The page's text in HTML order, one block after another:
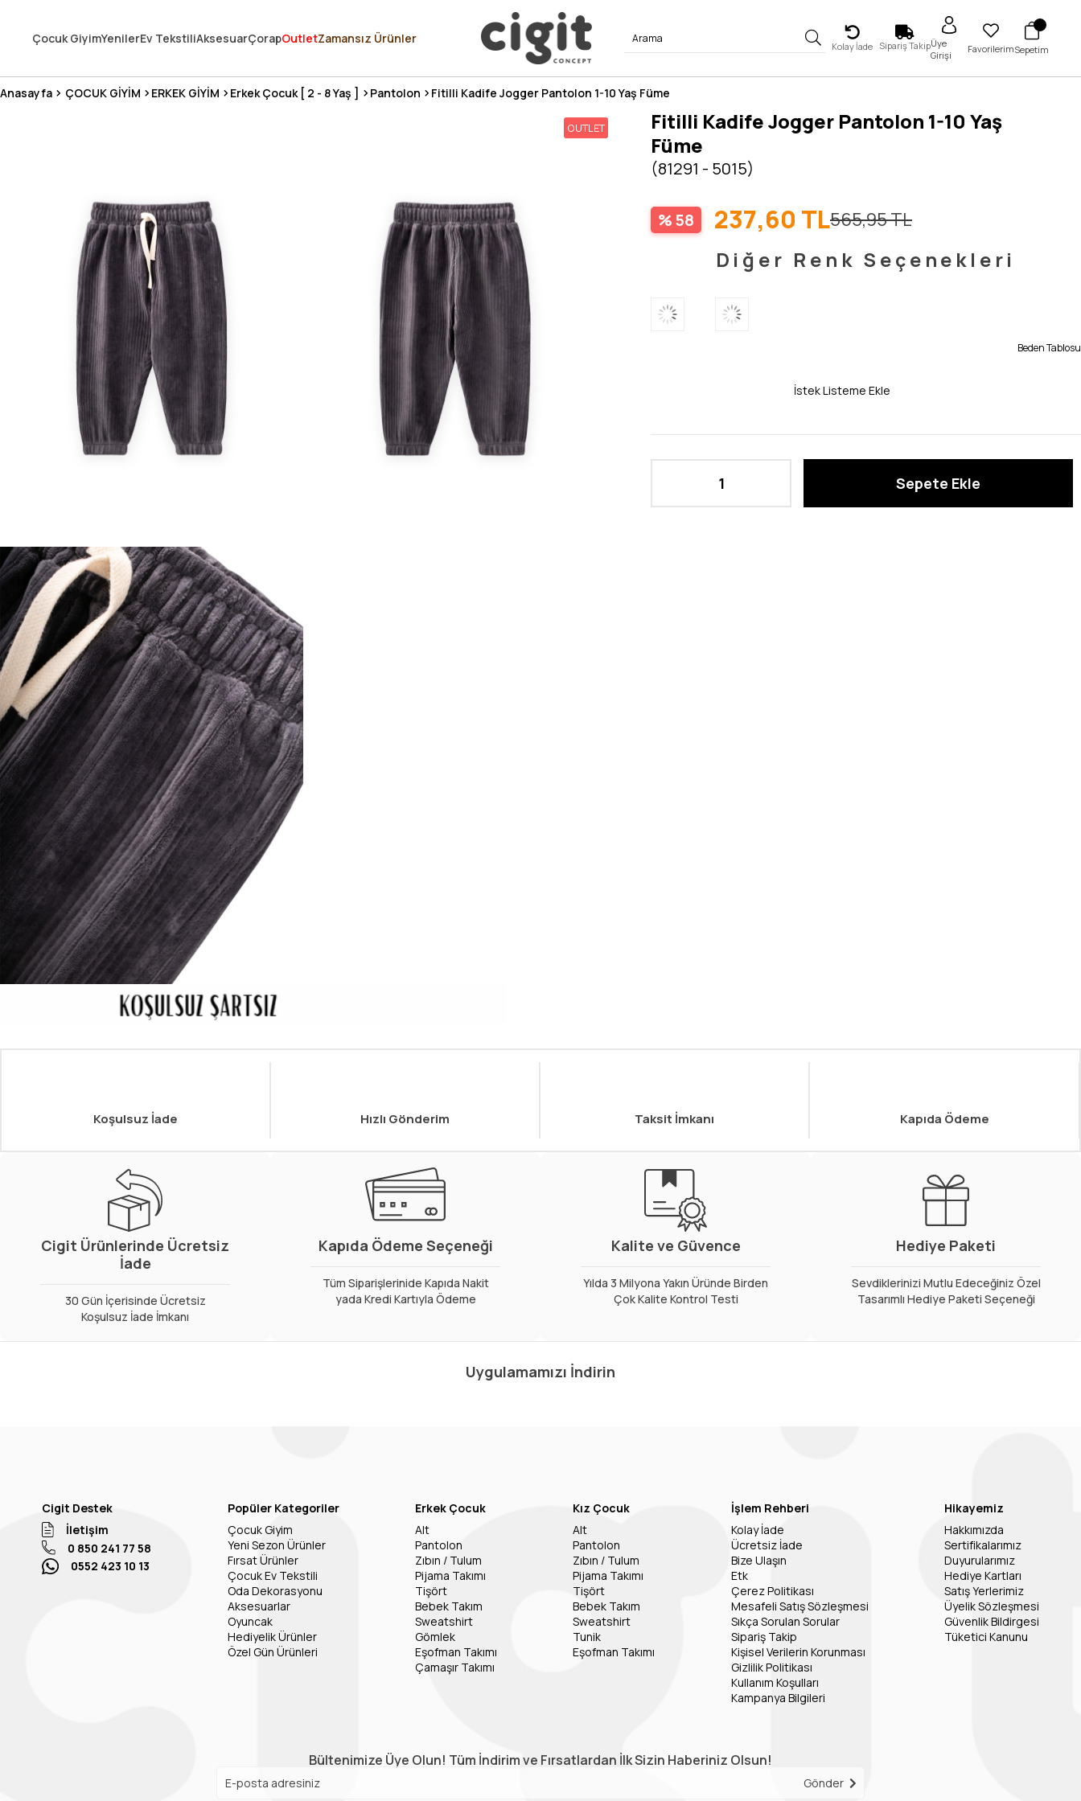
3 MİLYONDAN FAZLA MUTLU MÜŞTERİ ❤️ 10 MİLYON ÜRÜN
Çocuk GiyimYenilerEv TekstiliAksesuarÇorapOutletZamansız Ürünler
Kolay İade Sipariş TakipÜye
Girişi
FavorilerimSepetim
Anasayfa ÇOCUK GİYİM ERKEK GİYİM Erkek Çocuk [ 2 - 8 Yaş ] Pantolon Fitilli Kadife Jogger Pantolon 1-10 Yaş Füme
OUTLET
Fitilli Kadife Jogger Pantolon 1-10 Yaş
Füme
(81291 - 5015)
58 565,95 TL
237,60 TL
Diğer Renk Seçenekleri
Beden Tablosu
İstek Listeme Ekle
Koşulsuz İade Hızlı Gönderim Taksit İmkanı Kapıda Ödeme
Cigit Ürünlerinde Ücretsiz
İade
30 Gün İçerisinde Ücretsiz
Koşulsuz İade İmkanı
Kapıda Ödeme Seçeneği
Tüm Siparişlerinide Kapıda Nakit
yada Kredi Kartıyla Ödeme
Kalite ve Güvence
Yılda 3 Milyona Yakın Üründe Birden
Çok Kalite Kontrol Testi
Hediye Paketi
Sevdiklerinizi Mutlu Edeceğiniz Özel
Tasarımlı Hediye Paketi Seçeneği
Uygulamamızı İndirin
Cigit Destek
İletişim
0 850 241 77 58
0552 423 10 13
Popüler Kategoriler
Çocuk Giyim
Yeni Sezon Ürünler
Fırsat Ürünler
Çocuk Ev Tekstili
Oda Dekorasyonu
Aksesuarlar
Oyuncak
Hediyelik Ürünler
Özel Gün Ürünleri
Erkek Çocuk
Alt
Pantolon
Zıbın / Tulum
Pijama Takımı
Tişört
Bebek Takım
Sweatshirt
Gömlek
Eşofman Takımı
Çamaşır Takımı
Kız Çocuk
Alt
Pantolon
Zıbın / Tulum
Pijama Takımı
Tişört
Bebek Takım
Sweatshirt
Tunik
Eşofman Takımı
İşlem Rehberi
Kolay İade
Ücretsiz İade
Bize Ulaşın
Etk
Çerez Politikası
Mesafeli Satış Sözleşmesi
Sıkça Sorulan Sorular
Sipariş Takip
Kişisel Verilerin Korunması
Gizlilik Politikası
Kullanım Koşulları
Kampanya Bilgileri
Hikayemiz
Hakkımızda
Sertifikalarımız
Duyurularımız
Hediye Kartları
Satış Yerlerimiz
Üyelik Sözleşmesi
Güvenlik Bildirgesi
Tüketici Kanunu
Bültenimize Üye Olun! Tüm İndirim ve Fırsatlardan İlk Sizin Haberiniz Olsun!
Gönder